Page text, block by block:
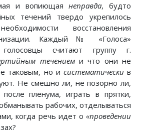
и вопиющаянеправда, будто
течений твердо укрепилось
восстановления
Каждый № «Голоса»
считают группу г.
течениеми что они не
таковым, но и систематически в
Не смешно ли, не позорно ли,
пленума, играть в прятки,
рабочих, отделываться
когда речь идет о «проведении